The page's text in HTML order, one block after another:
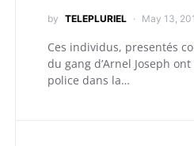
by TELEPLURIEL May 13,
Ces individus, presentés
du gang d’Arnel Joseph
police dans la…